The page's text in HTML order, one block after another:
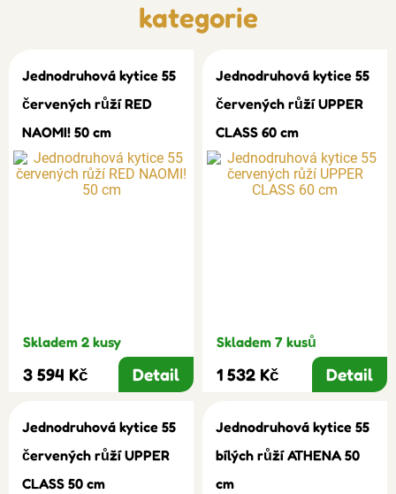
kategorie
Jednodruhová kytice 55
červených růží RED
NAOMI! 50 cm
Skladem 2 kusy
3 594 Kč Detail
Jednodruhová kytice 55
červených růží UPPER
CLASS 60 cm
Skladem 7 kusů
1 532 Kč Detail
Jednodruhová kytice 55
červených růží UPPER
CLASS 50 cm
Jednodruhová kytice 55
bílých růží ATHENA 50
cm